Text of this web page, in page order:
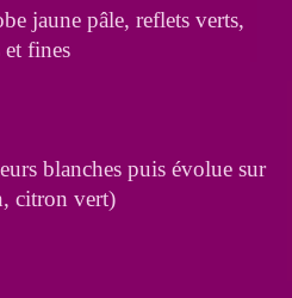
jaune pâle, reflets verts,
fines
blanches puis évolue sur
citron vert)